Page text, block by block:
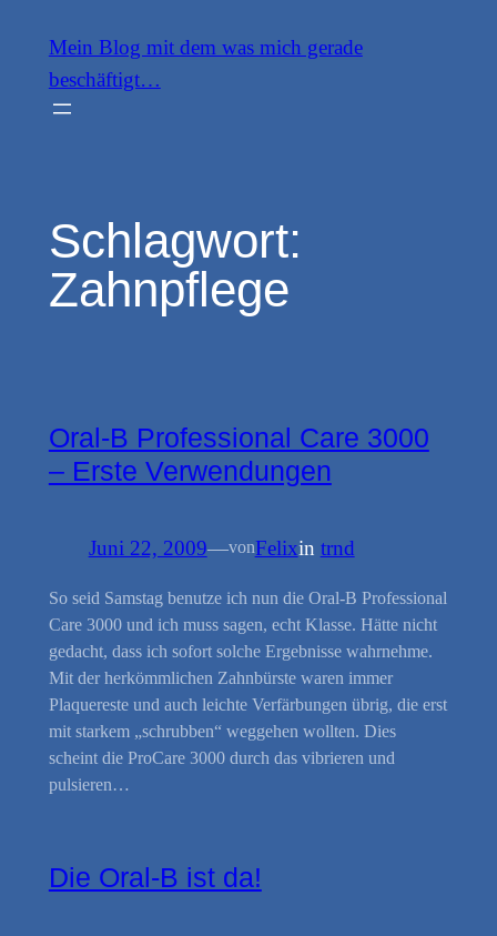
Inhalt
springen
Mein Blog mit dem was mich gerade
beschäftigt…
Schlagwort:
Zahnpflege
Oral-B Professional Care 3000
– Erste Verwendungen
Juni 22, 2009—vonFelixin trnd
So seid Samstag benutze ich nun die Oral-B Professional
Care 3000 und ich muss sagen, echt Klasse. Hätte nicht
gedacht, dass ich sofort solche Ergebnisse wahrnehme.
Mit der herkömmlichen Zahnbürste waren immer
Plaquereste und auch leichte Verfärbungen übrig, die erst
mit starkem „schrubben“ weggehen wollten. Dies
scheint die ProCare 3000 durch das vibrieren und
pulsieren…
Die Oral-B ist da!